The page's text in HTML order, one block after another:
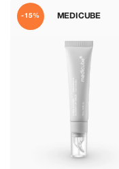
MEDICUBE
-15%